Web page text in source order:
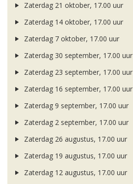
Zaterdag 21 oktober, 17.00 uur
Zaterdag 14 oktober, 17.00 uur
Zaterdag 7 oktober, 17.00 uur
Zaterdag 30 september, 17.00 uur
Zaterdag 23 september, 17.00 uur
Zaterdag 16 september, 17.00 uur
Zaterdag 9 september, 17.00 uur
Zaterdag 2 september, 17.00 uur
Zaterdag 26 augustus, 17.00 uur
Zaterdag 19 augustus, 17.00 uur
Zaterdag 12 augustus, 17.00 uur